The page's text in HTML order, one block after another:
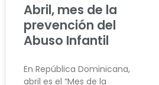
Abril, mes de la
prevención del
Abuso Infantil
En República Dominicana,
abril es el “Mes de la